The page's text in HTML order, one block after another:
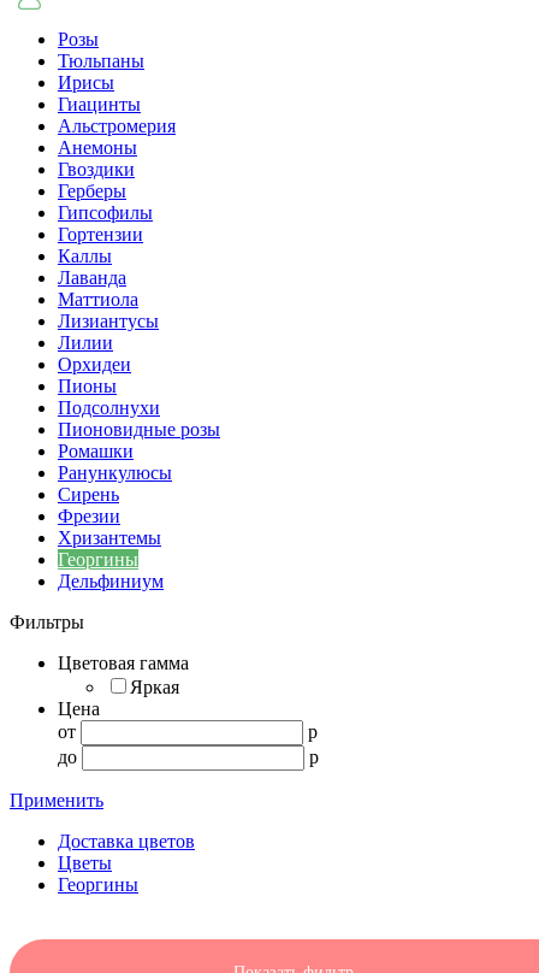
АВТОРСКИЕ БУКЕТЫ
БУКЕТЫ РОЗ
ГОРШЕЧНЫЕ РАСТЕНИЯ
IRIS.HOME
Розы
Тюльпаны
Ирисы
Гиацинты
Альстромерия
Анемоны
Гвоздики
Герберы
Гипсофилы
Гортензии
Каллы
Лаванда
Маттиола
Лизиантусы
Лилии
Орхидеи
Пионы
Подсолнухи
Пионовидные розы
Ромашки
Ранункулюсы
Сирень
Фрезии
Хризантемы
Георгины
Дельфиниум
Фильтры
Цветовая гамма
Яркая
Цена
от
p
до
p
Применить
Доставка цветов
Цветы
Георгины